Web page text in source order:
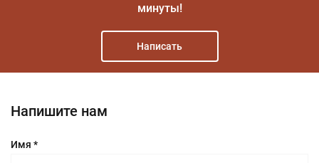
минуты!
Написать
Напишите нам
Имя *